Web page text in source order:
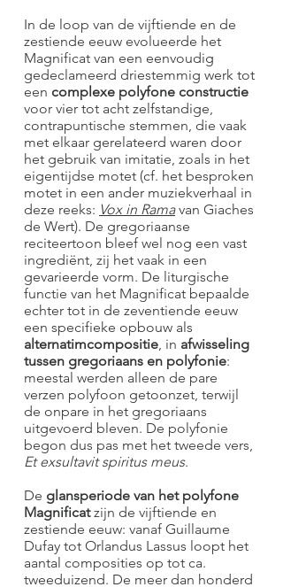
In de loop van de vijftiende en de
zestiende eeuw evolueerde het
Magnificat van een eenvoudig
gedeclameerd driestemmig werk tot
een complexe polyfone constructie
voor vier tot acht zelfstandige,
contrapuntische stemmen, die vaak
met elkaar gerelateerd waren door
het gebruik van imitatie, zoals in het
eigentijdse motet (cf. het besproken
motet in een ander muziekverhaal in
deze reeks: Vox in Ramavan Giaches
de Wert). De gregoriaanse
reciteertoon bleef wel nog een vast
ingrediënt, zij het vaak in een
gevarieerde vorm. De liturgische
functie van het Magnificat bepaalde
echter tot in de zeventiende eeuw
een specifieke opbouw als
alternatimcompositie, in afwisseling
tussen gregoriaans en polyfonie:
meestal werden alleen de pare
verzen polyfoon getoonzet, terwijl
de onpare in het gregoriaans
uitgevoerd bleven. De polyfonie
begon dus pas met het tweede vers,
Et exsultavit spiritus meus.
De glansperiode van het polyfone
Magnificatzijn de vijftiende en
zestiende eeuw: vanaf Guillaume
Dufay tot Orlandus Lassus loopt het
aantal composities op tot ca.
tweeduizend. De meer dan honderd